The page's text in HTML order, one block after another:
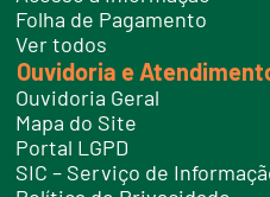
Folha de Pagamento
Ver todos
Ouvidoria e
Ouvidoria Geral
Mapa do Site
Portal LGPD
SIC – Serviço de